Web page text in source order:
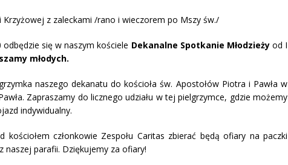
z zaleckami /rano i wieczorem po Mszy św./
się w naszym kościele Dekanalne Spotkanie Młodzieżyod I
młodych.
naszego dekanatu do kościoła św. Apostołów Piotra i Pawła w
Zapraszamy do licznego udziału w tej pielgrzymce, gdzie możemy
indywidualny.
kościołem członkowie Zespołu Caritas zbierać będą ofiary na paczki
naszej parafii. Dziękujemy za ofiary!